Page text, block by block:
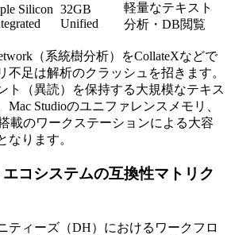
Silicon 32GB
Unified
軽量なテキスト
分析・DB閲覧
（系統樹分析）をCollateXなどで
不足は解析のクラッシュを招きます。
ト（異読）を保持する大規模なテキス
Mac Studioのユニファレンスメモリ、
載のワークステーションによる大容
なります。
コシステムの互換性マトリク
ティーズ（DH）におけるワークフロ